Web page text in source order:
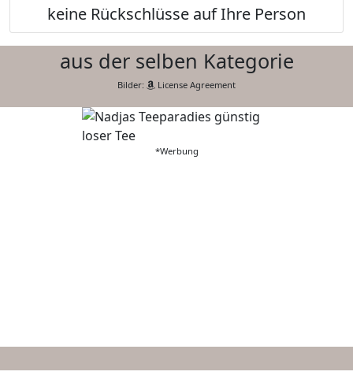
keine Rückschlüsse auf Ihre Person
aus der selben Kategorie
Bilder: License Agreement
*Werbung